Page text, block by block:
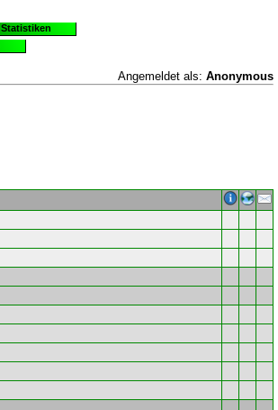
Statistiken
Angemeldet als: Anonymous